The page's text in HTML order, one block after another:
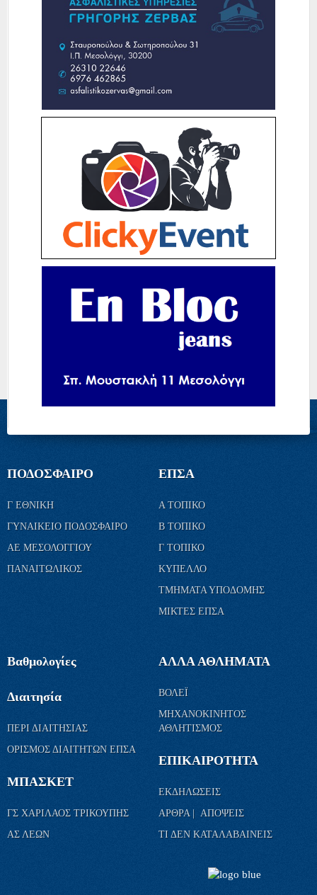
ΠΟΔΟΣΦΑΙΡΟ
Γ ΕΘΝΙΚΗ
ΓΥΝΑΙΚΕΙΟ ΠΟΔΟΣΦΑΙΡΟ
ΑΕ ΜΕΣΟΛΟΓΓΙΟΥ
ΠΑΝΑΙΤΩΛΙΚΟΣ
ΕΠΣΑ
Α ΤΟΠΙΚΟ
Β ΤΟΠΙΚΟ
Γ ΤΟΠΙΚΟ
ΚΥΠΕΛΛΟ
ΤΜΗΜΑΤΑ ΥΠΟΔΟΜΗΣ
ΜΙΚΤΕΣ ΕΠΣΑ
Βαθμολογίες
Διαιτησία
ΠΕΡΙ ΔΙΑΙΤΗΣΙΑΣ
ΟΡΙΣΜΟΣ ΔΙΑΙΤΗΤΩΝ ΕΠΣΑ
ΜΠΑΣΚΕΤ
ΓΣ ΧΑΡΙΛΑΟΣ ΤΡΙΚΟΥΠΗΣ
ΑΣ ΛΕΩΝ
ΑΛΛΑ ΑΘΛΗΜΑΤΑ
ΒΟΛΕΪ
ΜΗΧΑΝΟΚΙΝΗΤΟΣ
ΑΘΛΗΤΙΣΜΟΣ
ΕΠΙΚΑΙΡΟΤΗΤΑ
ΕΚΔΗΛΩΣΕΙΣ
ΑΡΘΡΑ | ΑΠΟΨΕΙΣ
ΤΙ ΔΕΝ ΚΑΤΑΛΑΒΑΙΝΕΙΣ